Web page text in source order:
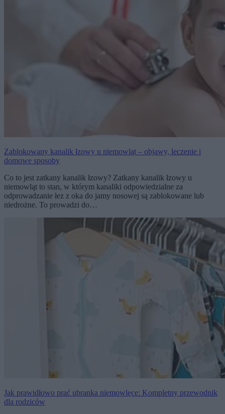
Zablokowany kanalik łzowy u niemowląt – objawy, leczenie i
domowe sposoby
Co to jest zatkany kanalik łzowy? Zatkany kanalik łzowy u
niemowląt to stan, w którym kanaliki odpowiedzialne za
odprowadzanie łez z oka do jamy nosowej są zablokowane lub
niedrożne. To prowadzi do…
Jak prawidłowo prać ubranka niemowlęce: Kompletny przewodnik
dla rodziców